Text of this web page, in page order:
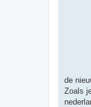
de
Zoals